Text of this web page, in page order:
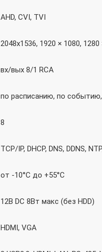
AHD, CVI, TVI
2048х1536, 1920 × 1080,
вх/вых 8/1 RCA
по расписанию, по
8
TCP/IP, DHCP, DNS, DDNS,
от -10°C до +55°C
12В DC 8Вт макс (без HDD)
HDMI, VGA